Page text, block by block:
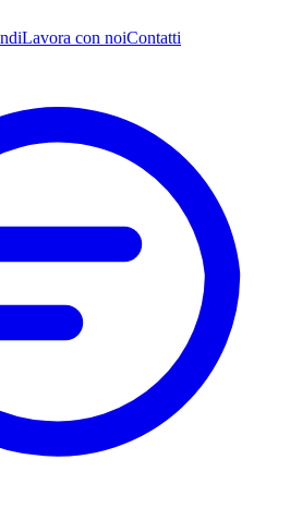
Lavora con noiContatti